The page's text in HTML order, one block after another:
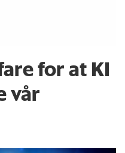
for at KI
vår